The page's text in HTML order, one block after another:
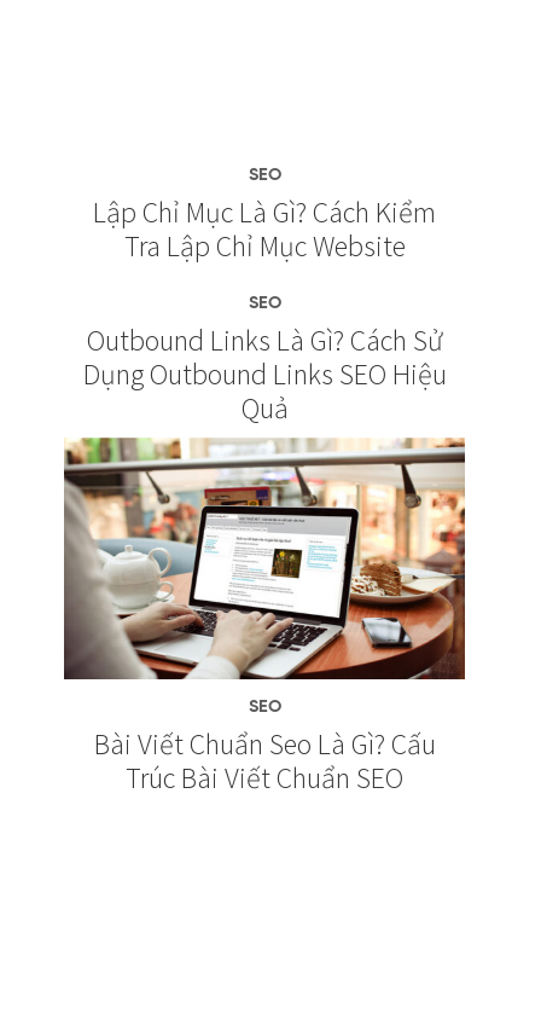
SEO
Lập Chỉ Mục Là Gì? Cách Kiểm
Tra Lập Chỉ Mục Website
SEO
Outbound Links Là Gì? Cách Sử
Dụng Outbound Links SEO Hiệu
Quả
SEO
Bài Viết Chuẩn Seo Là Gì? Cấu
Trúc Bài Viết Chuẩn SEO